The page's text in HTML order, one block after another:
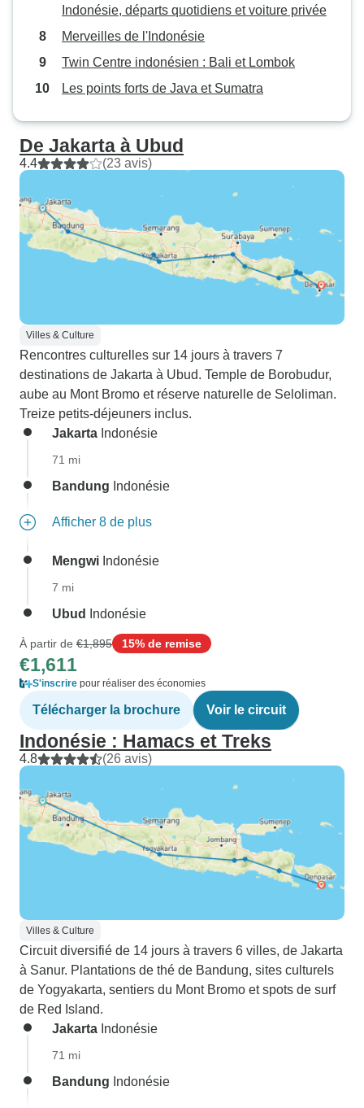
Indonésie, départs quotidiens et voiture privée
Merveilles de l'Indonésie
Twin Centre indonésien : Bali et Lombok
Les points forts de Java et Sumatra
De Jakarta à Ubud
4.4 (23 avis)
Villes & Culture
Rencontres culturelles sur 14 jours à travers 7
destinations de Jakarta à Ubud. Temple de Borobudur,
aube au Mont Bromo et réserve naturelle de Seloliman.
Treize petits-déjeuners inclus.
Jakarta Indonésie
71 mi
Bandung Indonésie
Afficher 8 de plus
Mengwi Indonésie
7 mi
Ubud Indonésie
À partir de €1,895 15% de remise
€1,611
S'inscrire pour réaliser des économies
Télécharger la brochure Voir le circuit
Indonésie : Hamacs et Treks
4.8 (26 avis)
Villes & Culture
Circuit diversifié de 14 jours à travers 6 villes, de Jakarta
à Sanur. Plantations de thé de Bandung, sites culturels
de Yogyakarta, sentiers du Mont Bromo et spots de surf
de Red Island.
Jakarta Indonésie
71 mi
Bandung Indonésie